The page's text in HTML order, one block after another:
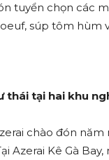
tuyển chọn các
súp tôm hùm
thái tại hai khu
chào đón
Azerai Kê Gà